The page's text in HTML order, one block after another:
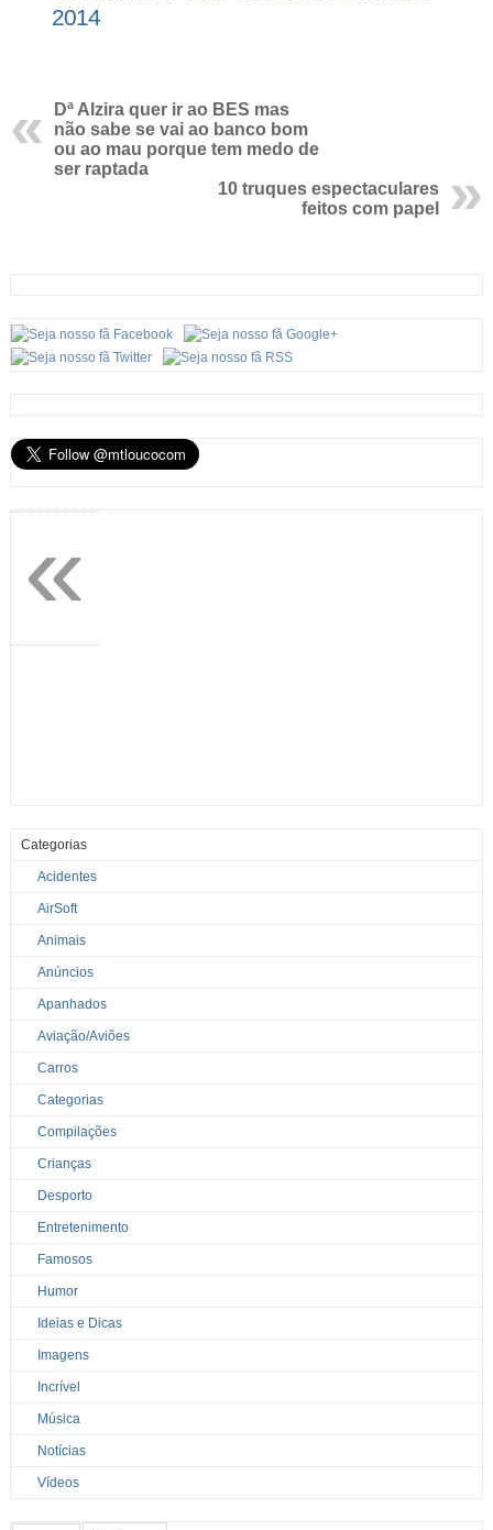
2014
Dª Alzira quer ir ao BES mas
não sabe se vai ao banco bom
ou ao mau porque tem medo de
ser raptada
10 truques espectaculares
feitos com papel
Categorias
Acidentes
AirSoft
Animais
Anúncios
Apanhados
Aviação/Aviões
Carros
Categorias
Compilações
Crianças
Desporto
Entretenimento
Famosos
Humor
Ideias e Dicas
Imagens
Incrível
Música
Notícias
Vídeos
«